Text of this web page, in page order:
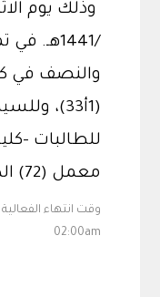
/1441هـ.
والنصف في
(1أ33)،
معمل (72) الدور الأول.
وقت انتهاء الفعالية
02:00am